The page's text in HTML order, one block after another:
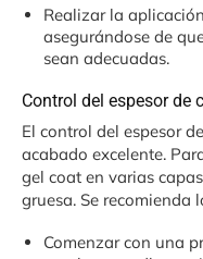
Realizar la
asegurándose de
sean adecuadas.
Control del espesor de
El control del espesor
acabado excelente.
gel coat en varias
gruesa. Se recomienda
Comenzar con una